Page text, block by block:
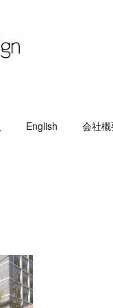
English 会社概